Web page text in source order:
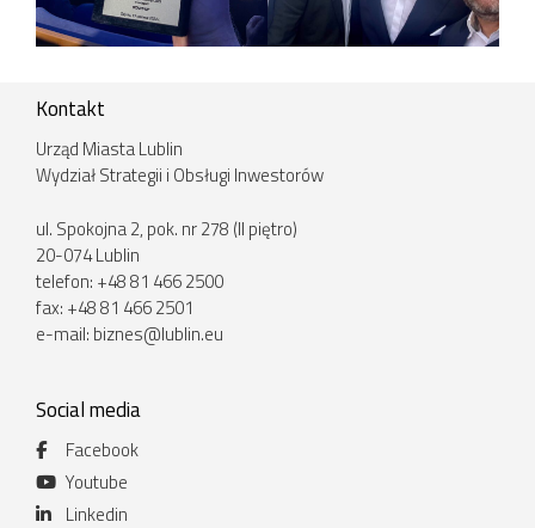
Kontakt
Urząd Miasta Lublin
Wydział Strategii i Obsługi Inwestorów
ul. Spokojna 2, pok. nr 278 (II piętro)
20-074 Lublin
telefon: +48 81 466 2500
fax: +48 81 466 2501
e-mail: biznes@lublin.eu
Social media
Facebook
Youtube
Linkedin